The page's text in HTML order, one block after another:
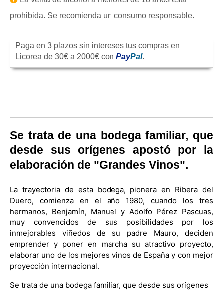
prohibida. Se recomienda un consumo responsable.
Paga en 3 plazos sin intereses tus compras en
Licorea de 30€ a 2000€ con PayPal.
Se trata de una bodega familiar, que
desde sus orígenes apostó por la
elaboración de "Grandes Vinos".
La trayectoria de esta bodega, pionera en Ribera del
Duero, comienza en el año 1980, cuando los tres
hermanos, Benjamín, Manuel y Adolfo Pérez Pascuas,
muy convencidos de sus posibilidades por los
inmejorables viñedos de su padre Mauro, deciden
emprender y poner en marcha su atractivo proyecto,
elaborar uno de los mejores vinos de España y con mejor
proyección internacional.
Se trata de una bodega familiar, que desde sus orígenes